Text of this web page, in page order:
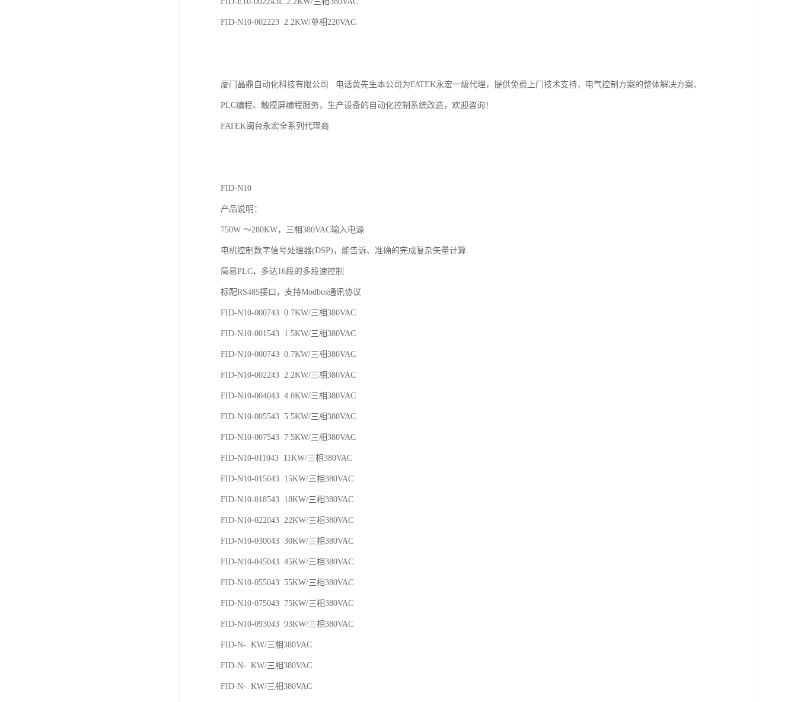
FID-N10-002223 2.2KW/单相220VAC
厦门晶鼎自动化科技有限公司 电话黄先生本公司为FATEK永宏一级代理，提供免费上门技术支持，电气控制方案的整体解决方案、
PLC编程、触摸屏编程服务，生产设备的自动化控制系统改造，欢迎咨询！
FATEK闽台永宏全系列代理商
FID-N10
产品说明：
750W ～280KW，三相380VAC输入电源
电机控制数字信号处理器(DSP)，能告诉、准确的完成复杂矢量计算
简易PLC，多达16段的多段速控制
标配RS485接口，支持Modbus通讯协议
FID-N10-000743 0.7KW/三相380VAC
FID-N10-001543 1.5KW/三相380VAC
FID-N10-000743 0.7KW/三相380VAC
FID-N10-002243 2.2KW/三相380VAC
FID-N10-004043 4.0KW/三相380VAC
FID-N10-005543 5.5KW/三相380VAC
FID-N10-007543 7.5KW/三相380VAC
FID-N10-011043 11KW/三相380VAC
FID-N10-015043 15KW/三相380VAC
FID-N10-018543 18KW/三相380VAC
FID-N10-022043 22KW/三相380VAC
FID-N10-030043 30KW/三相380VAC
FID-N10-045043 45KW/三相380VAC
FID-N10-055043 55KW/三相380VAC
FID-N10-075043 75KW/三相380VAC
FID-N10-093043 93KW/三相380VAC
FID-N- KW/三相380VAC
FID-N- KW/三相380VAC
FID-N- KW/三相380VAC